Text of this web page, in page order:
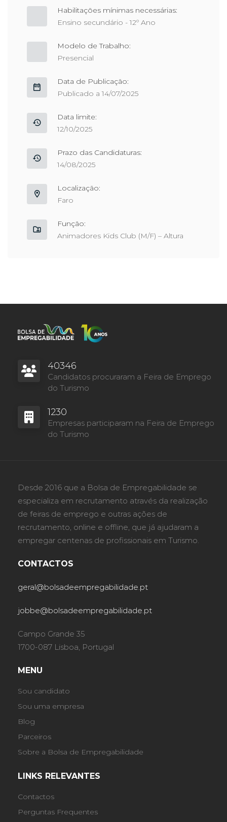
Habilitações mínimas necessárias:
Ensino secundário - 12º Ano
Modelo de Trabalho:
Presencial
Data de Publicação:
Publicado a 14/07/2025
Data limite:
12/10/2025
Prazo das Candidaturas:
14/08/2025
Localização:
Faro
Função:
Animadores Kids Club (M/F) – Altura
40346
Candidatos procuraram a Feira de Emprego
do Turismo
1230
Empresas participaram na Feira de Emprego
do Turismo
Desde 2016 que a Bolsa de Empregabilidade se
especializa em recrutamento através da realização
de feiras de emprego e outras ações de
recrutamento, online e offline, que já ajudaram a
empregar centenas de profissionais em Turismo.
CONTACTOS
geral@bolsadeempregabilidade.pt
jobbe@bolsadeempregabilidade.pt
Campo Grande 35
1700-087 Lisboa, Portugal
MENU
Sou candidato
Sou uma empresa
Blog
Parceiros
Sobre a Bolsa de Empregabilidade
LINKS RELEVANTES
Contactos
Perguntas Frequentes